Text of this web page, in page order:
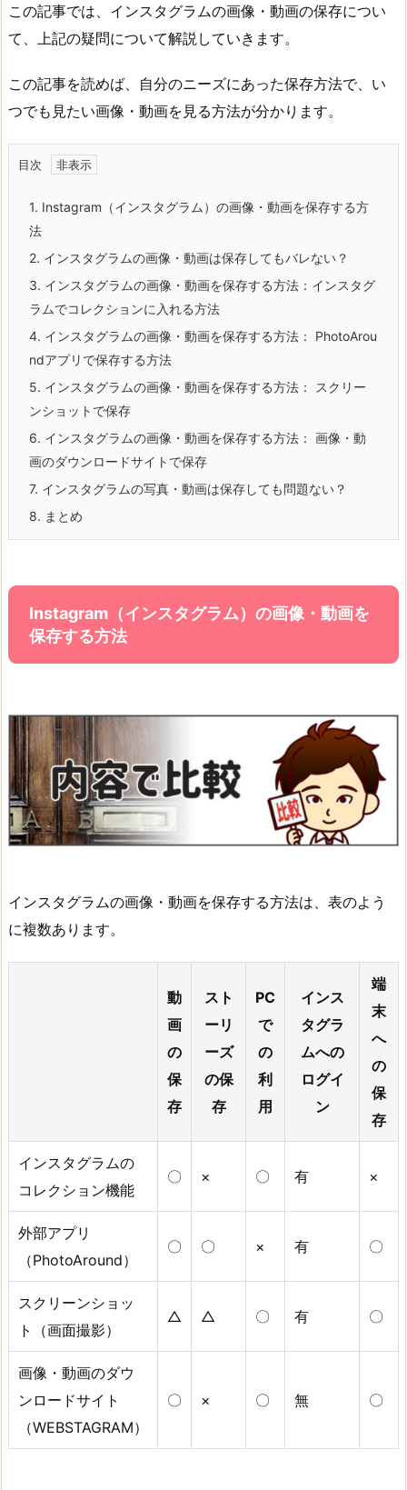
この記事では、インスタグラムの画像・動画の保存につい
て、上記の疑問について解説していきます。
この記事を読めば、自分のニーズにあった保存方法で、い
つでも見たい画像・動画を見る方法が分かります。
目次
1. Instagram（インスタグラム）の画像・動画を保存する方
法
2. インスタグラムの画像・動画は保存してもバレない？
3. インスタグラムの画像・動画を保存する方法：インスタグ
ラムでコレクションに入れる方法
4. インスタグラムの画像・動画を保存する方法： PhotoArou
ndアプリで保存する方法
5. インスタグラムの画像・動画を保存する方法： スクリー
ンショットで保存
6. インスタグラムの画像・動画を保存する方法： 画像・動
画のダウンロードサイトで保存
7. インスタグラムの写真・動画は保存しても問題ない？
8. まとめ
Instagram（インスタグラム）の画像・動画を
保存する方法
インスタグラムの画像・動画を保存する方法は、表のよう
に複数あります。
動
画
の
保
存
スト
ーリ
ーズ
の保
存
PC
で
の
利
用
インス
タグラ
ムへの
ログイ
ン
端
末
へ
の
保
存
インスタグラムの
コレクション機能
〇 × 〇 有 ×
外部アプリ
（PhotoAround）
〇 〇 × 有 〇
スクリーンショッ
ト（画面撮影）
△ △ 〇 有 〇
画像・動画のダウ
ンロードサイト
（WEBSTAGRAM）
〇 × 〇 無 〇